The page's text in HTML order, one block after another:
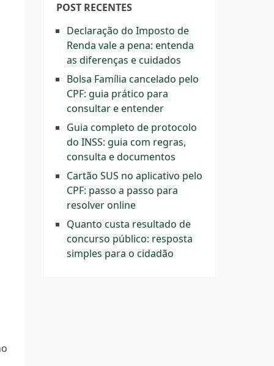
POST RECENTES
Declaração do Imposto de
Renda vale a pena: entenda
as diferenças e cuidados
Bolsa Família cancelado pelo
CPF: guia prático para
consultar e entender
Guia completo de protocolo
do INSS: guia com regras,
consulta e documentos
Cartão SUS no aplicativo pelo
CPF: passo a passo para
resolver online
Quanto custa resultado de
concurso público: resposta
simples para o cidadão